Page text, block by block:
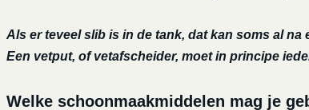
Als er teveel slib is in de tank, dat kan soms al na
Een vetput, of vetafscheider, moet in principe
Welke schoonmaakmiddelen mag je